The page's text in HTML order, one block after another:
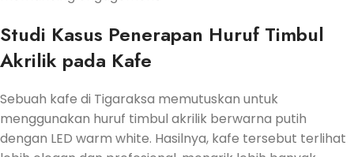
Studi Kasus Penerapan Huruf Timbul
Akrilik pada Kafe
Sebuah kafe di Tigaraksa memutuskan untuk
menggunakan huruf timbul akrilik berwarna putih
dengan LED warm white. Hasilnya, kafe tersebut terlihat